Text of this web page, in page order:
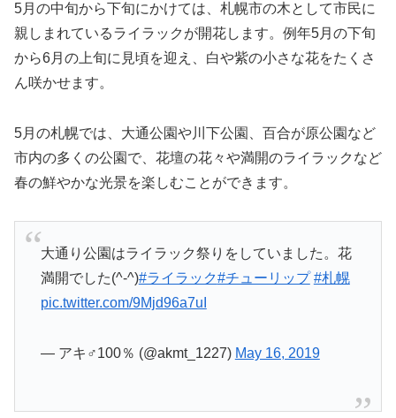
5月の中旬から下旬にかけては、札幌市の木として市民に
親しまれているライラックが開花します。例年5月の下旬
から6月の上旬に見頃を迎え、白や紫の小さな花をたくさ
ん咲かせます。
5月の札幌では、大通公園や川下公園、百合が原公園など
市内の多くの公園で、花壇の花々や満開のライラックなど
春の鮮やかな光景を楽しむことができます。
大通り公園はライラック祭りをしていました。花
満開でした(^-^)#ライラック#チューリップ #札幌
pic.twitter.com/9Mjd96a7uI
— アキ♂100％ (@akmt_1227) May 16, 2019